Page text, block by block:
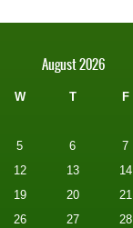
August 2026
W T F
5 6 7
12 13 14
19 20 21
26 27 28